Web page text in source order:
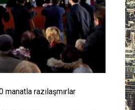
İdman
Layihə
Gündəm
Cəmiyyət
manatla razılaşmırlar